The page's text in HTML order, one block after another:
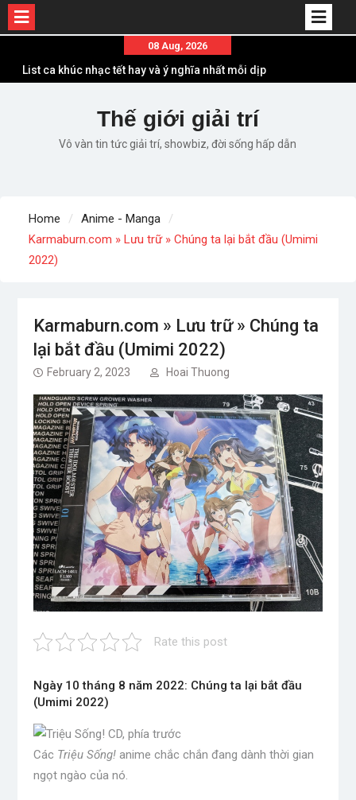
content
08 Aug, 2026
List ca khúc nhạc tết hay và ý nghĩa nhất mỗi dịp
Em ơi lên phố – Minh Vương: Màn comeback
“ngoạn mục” với triệu view
Những ca khúc nhạc xuân “sặc mùi” quảng cáo
Lời bài hát Chúng Ta của Hiện Tại – Sơn Tùng M-
TP – Full lyrics bản chuẩn
Thế giới giải trí
Vô vàn tin tức giải trí, showbiz, đời sống hấp dẫn
Home
Anime - Manga
Karmaburn.com » Lưu trữ » Chúng ta lại bắt đầu (Umimi
2022)
Karmaburn.com » Lưu trữ » Chúng ta
lại bắt đầu (Umimi 2022)
February 2, 2023 Hoai Thuong
Rate this post
Ngày 10 tháng 8 năm 2022: Chúng ta lại bắt đầu
(Umimi 2022)
Các Triệu Sống!anime chắc chắn đang dành thời gian
ngọt ngào của nó.